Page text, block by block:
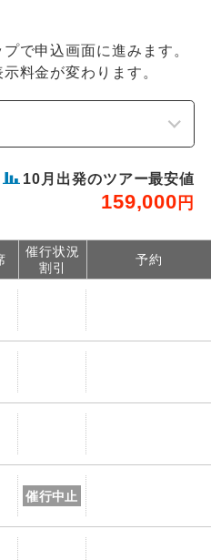
で申込画面に進みます。
料金が変わります。
10 月出発のツアー最安値
159,000 円
催行状況
割引
予約
催行中止